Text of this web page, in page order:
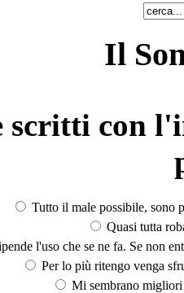
Il
scritti con
Tutto il male possibile, sono
Quasi tutta
l'uso che se ne fa. Se non
Per lo più ritengo venga
Mi sembrano